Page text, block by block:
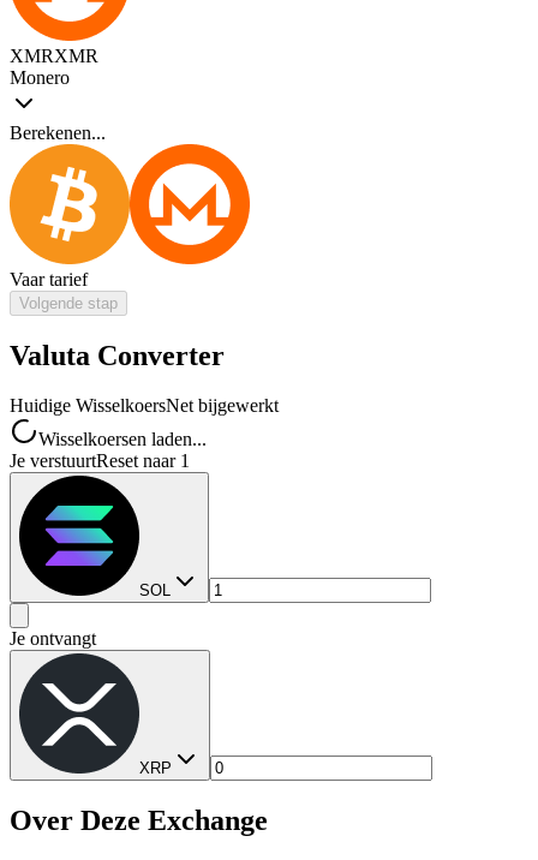
XMRXMR
Monero
Berekenen...
Vaar tarief
Volgende stap
Valuta Converter
Huidige WisselkoersNet bijgewerkt
Wisselkoersen laden...
Je verstuurtReset naar 1
SOL
Je ontvangt
XRP
Over Deze Exchange